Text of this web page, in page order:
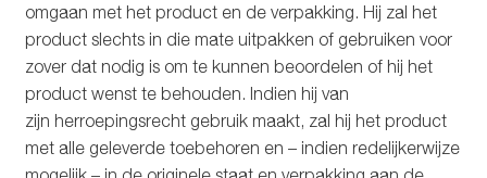
omgaan met het product en de verpakking. Hij zal het
product slechts in die mate uitpakken of gebruiken voor
zover dat nodig is om te kunnen beoordelen of hij het
product wenst te behouden. Indien hij van
zijn herroepingsrecht gebruik maakt, zal hij het product
met alle geleverde toebehoren en – indien redelijkerwijze